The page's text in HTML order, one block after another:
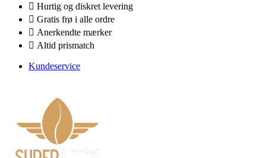
Hurtig og diskret levering
Gratis frø i alle ordre
Anerkendte mærker
Altid prismatch
Kundeservice